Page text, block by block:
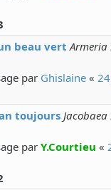
beau vert
par Ghislaine «
toujours
par Y.Courtieu «